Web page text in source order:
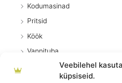
Veebilehel
küpsiseid.
Kodumasinad
Pritsid
Köök
Vannituba
Kätepuhastus